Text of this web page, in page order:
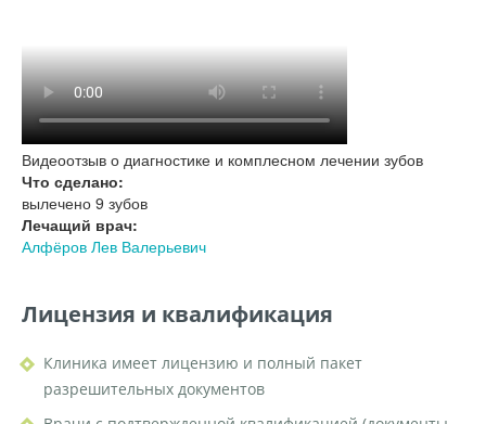
Видеоотзыв о диагностике и комплесном лечении зубов
Что сделано:
вылечено 9 зубов
Лечащий врач:
Алфёров Лев Валерьевич
Лицензия и квалификация
Клиника имеет лицензию и полный пакет
разрешительных документов